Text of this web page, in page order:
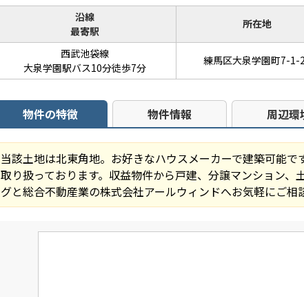
沿線
最寄駅
所在地
西武池袋線
大泉学園駅バス10分徒歩7分
練馬区大泉学園町7-1-
物件の特徴 物件情報 周辺環
当該土地は北東角地。お好きなハウスメーカーで建築可能
取り扱っております。収益物件から戸建、分譲マンション
グと総合不動産業の株式会社アールウィンドへお気軽にご相